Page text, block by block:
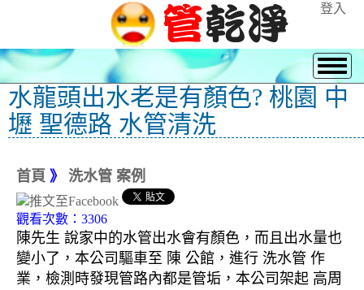
登入
水龍頭出水老是有顏色? 桃園 中
壢 聖德路 水管清洗
首頁 》 洗水管 案例
觀看次數：3306
陳先生 說家中的水管出水會有顏色，而且出水量也
變小了，本公司驅車至 陳 公館，進行 洗水管 作
業，檢測時發現管路內都是管垢，本公司架起 高周